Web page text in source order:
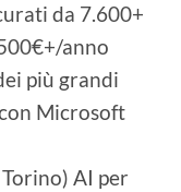
da 7.600+
anno
più grandi
Microsoft
AI per